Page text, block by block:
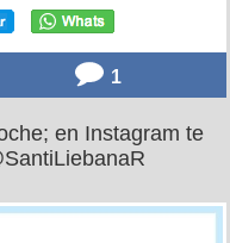
1
en Instagram te